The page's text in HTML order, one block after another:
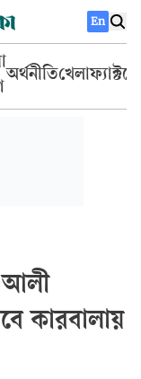
En
অর্থনীতিখেলা
আলী
কারবালায়